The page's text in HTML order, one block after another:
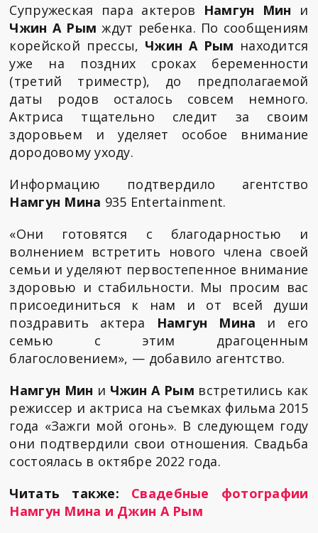
Супружеская пара актеров Намгун Мин и
Чжин А Рымждут ребенка. По сообщениям
корейской прессы, Чжин А Рым находится
уже на поздних сроках беременности
(третий триместр), до предполагаемой
даты родов осталось совсем немного.
Актриса тщательно следит за своим
здоровьем и уделяет особое внимание
дородовому уходу.
Информацию подтвердило агентство
Намгун Мина 935 Entertainment.
«Они готовятся с благодарностью и
волнением встретить нового члена своей
семьи и уделяют первостепенное внимание
здоровью и стабильности. Мы просим вас
присоединиться к нам и от всей души
поздравить актера Намгун Мина и его
семью с этим драгоценным
благословением», — добавило агентство.
Намгун Мин и Чжин А Рым встретились как
режиссер и актриса на съемках фильма 2015
года «Зажги мой огонь». В следующем году
они подтвердили свои отношения. Свадьба
состоялась в октябре 2022 года.
Читать также: Свадебные фотографии
Намгун Мина и Джин А Рым